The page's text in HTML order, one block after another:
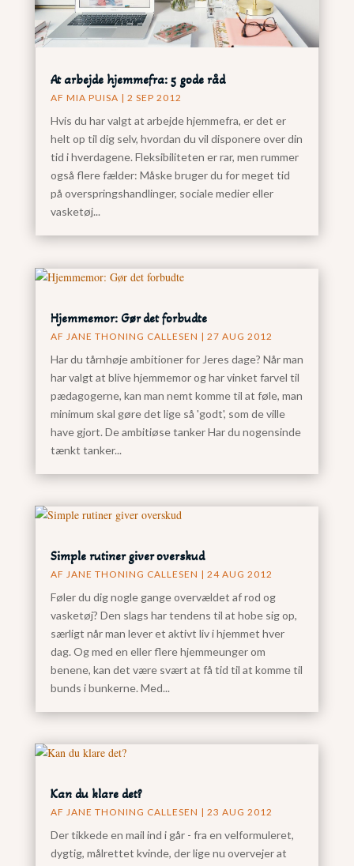
At arbejde hjemmefra: 5 gode råd
AF MIA PUISA | 2 SEP 2012
Hvis du har valgt at arbejde hjemmefra, er det er
helt op til dig selv, hvordan du vil disponere over din
tid i hverdagene. Fleksibiliteten er rar, men rummer
også flere fælder: Måske bruger du for meget tid
på overspringshandlinger, sociale medier eller
vasketøj...
Hjemmemor: Gør det forbudte
AF JANE THONING CALLESEN | 27 AUG 2012
Har du tårnhøje ambitioner for Jeres dage? Når man
har valgt at blive hjemmemor og har vinket farvel til
pædagogerne, kan man nemt komme til at føle, man
minimum skal gøre det lige så 'godt', som de ville
have gjort. De ambitiøse tanker Har du nogensinde
tænkt tanker...
Simple rutiner giver overskud
AF JANE THONING CALLESEN | 24 AUG 2012
Føler du dig nogle gange overvældet af rod og
vasketøj? Den slags har tendens til at hobe sig op,
særligt når man lever et aktivt liv i hjemmet hver
dag. Og med en eller flere hjemmeunger om
benene, kan det være svært at få tid til at komme til
bunds i bunkerne. Med...
Kan du klare det?
AF JANE THONING CALLESEN | 23 AUG 2012
Der tikkede en mail ind i går - fra en velformuleret,
dygtig, målrettet kvinde, der lige nu overvejer at